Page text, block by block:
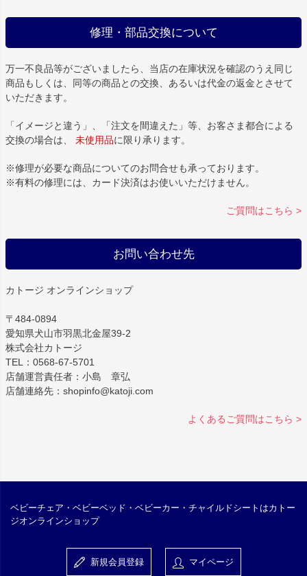
修理・部品交換について
万一不良品等がございましたら、当店の在庫状況を確認のうえ同じ
商品もしくは、同等の商品との交換、あるいは代金の返金とさせて
いただきます。
「イメージと違う」、「注文を間違えた」等、お客さま都合による
交換の場合は、 未使用品に限り承ります。
※修理が必要な商品についてのお問合せも承っております。
※有料の修理には、カード決済はお使いいただけません。
ご質問はこちら >
お問い合わせ先
カトージ オンラインショップ
〒484-0894
愛知県犬山市羽黒北金屋39-2
株式会社カトージ
TEL：0568-67-5701
店舗運営責任者：小島 章弘
店舗連絡先：shopinfo@katoji.com
よくあるご質問はこちら >
ベビーチェア・ベビーベッド・ベビーカー・チャイルドシートはカトー
ジオンラインショップ
新規会員登録 マイページ